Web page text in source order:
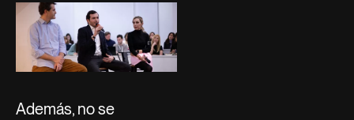
Además, no se